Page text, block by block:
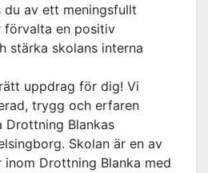
av ett meningsfullt
förvalta en positiv
stärka skolans interna
uppdrag för dig! Vi
trygg och erfaren
Drottning Blankas
Skolan är en av
Drottning Blanka med